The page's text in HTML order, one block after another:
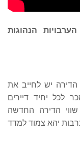
הנהוגות
יש לחייב את
לכל יחיד דיירים
הדירה החדשה
יהא צמוד למדד